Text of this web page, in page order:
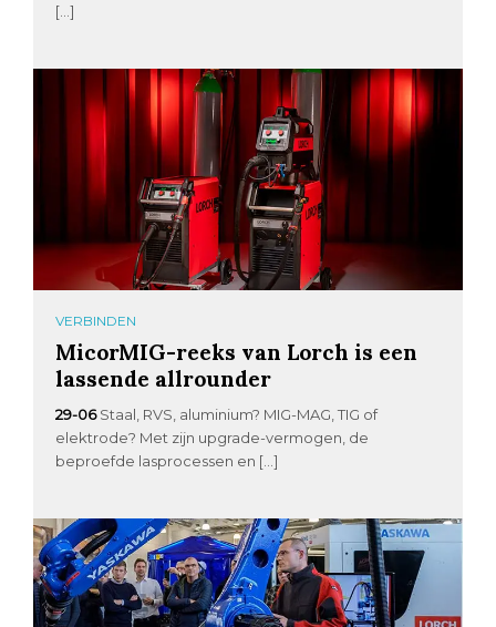
[…]
VERBINDEN
MicorMIG-reeks van Lorch is een
lassende allrounder
29-06 Staal, RVS, aluminium? MIG-MAG, TIG of
elektrode? Met zijn upgrade-vermogen, de
beproefde lasprocessen en […]